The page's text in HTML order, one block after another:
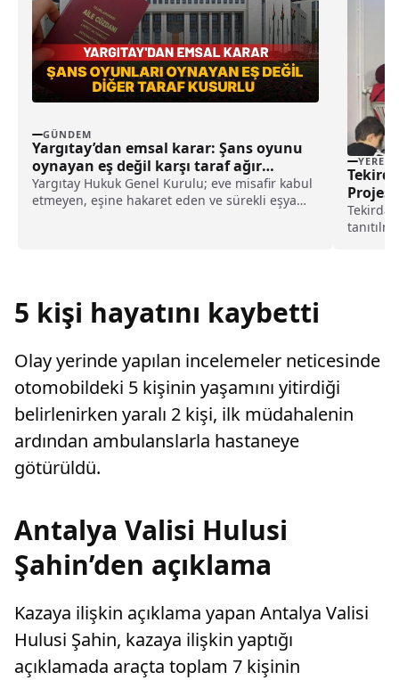
GÜNDEM
Yargıtay’dan emsal karar: Şans oyunu
oynayan eş değil karşı taraf ağır
kusurlu sayıldı
Yargıtay Hukuk Genel Kurulu; eve misafir kabul
etmeyen, eşine hakaret eden ve sürekli eşya
YEREL
5 kişi hayatını kaybetti
Olay yerinde yapılan incelemeler neticesinde
otomobildeki 5 kişinin yaşamını yitirdiği
belirlenirken yaralı 2 kişi, ilk müdahalenin
ardından ambulanslarla hastaneye
götürüldü.
Antalya Valisi Hulusi
Şahin’den açıklama
Kazaya ilişkin açıklama yapan Antalya Valisi
Hulusi Şahin, kazaya ilişkin yaptığı
açıklamada araçta toplam 7 kişinin